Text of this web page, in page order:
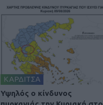
ΚΑΡΔΙΤΣΑ
Υψηλός ο κίνδυνος